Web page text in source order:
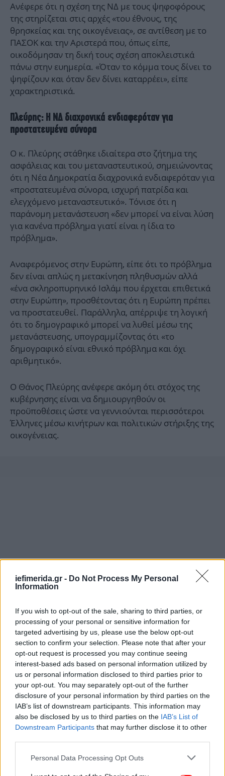
iefimerida.gr - Do Not Process My Personal
Information
If you wish to opt-out of the sale, sharing to third parties, or
processing of your personal or sensitive information for
targeted advertising by us, please use the below opt-out
section to confirm your selection. Please note that after your
opt-out request is processed you may continue seeing
interest-based ads based on personal information utilized by
us or personal information disclosed to third parties prior to
your opt-out. You may separately opt-out of the further
disclosure of your personal information by third parties on the
IAB’s list of downstream participants. This information may
also be disclosed by us to third parties on the IAB’s List of
Downstream Participants that may further disclose it to other
Please note that this website/app uses one or more Google
Personal Data Processing Opt Outs
Ανέφερε ότι η σχέση της ΝΔ με τους ψηφοφόρους
της στηρίζεται στις αρχές «του έθνους, της
θρησκείας και της οικογένειας», σε αντίθεση με το
ΠΑΣΟΚ και την Αριστερά που, όπως είπε,
οικοδόμησαν τη δική τους σχέση αποκλειστικά
πάνω στην ευημερία. «Όταν το κόμμα τους δίνει το
ψηφίζουν και όταν δεν δίνει καταρρέει», είπε
χαρακτηριστικά.
Πλεύρης: Η ΝΔ διαχρονικά ενδιαφερόταν για
προστατευμένα σύνορα
Ο κ. Πλεύρης στάθηκε ιδιαίτερα στο ζήτημα της
ασφάλειας και του μεταναστευτικού, σημειώνοντας
ότι η Νέα Δημοκρατία διαχρονικά ενδιαφερόταν για
«προστατευμένα σύνορα, ισχυρή πατρίδα και
ελεγχόμενο μεταναστευτικό». Τόνισε ότι η
παράνομη μετανάστευση «δεν μπορεί να είναι λύση
για κανένα πρόβλημα γιατί είναι η ίδια το
πρόβλημα».
Αναφερόμενος στην Ευρώπη, είπε ότι το πρόβλημα
δεν είναι απλώς η μετακίνηση πληθυσμών αλλά
«ένα σκληροπυρηνικό Ισλάμ που έρχεται επιθετικά
στην Ευρώπη», προσθέτοντας ότι η Ευρώπη πρέπει
να προστατευθεί. Παράλληλα, απέρριψε τη λογική
ότι το δημογραφικό μπορεί να λυθεί μέσω της
μετανάστευσης, υπογραμμίζοντας ότι «το
δημογραφικό είναι εθνικό πρόβλημα και όχι
αριθμητικό».
Ο Θάνος Πλεύρης ανέφερε ακόμη ότι στόχος της
κυβέρνησης είναι να δημιουργηθούν οι
προϋποθέσεις ώστε να γεννιούνται περισσότεροι
Έλληνες μέσω κινήτρων και πολιτικών στήριξης της
οικογένειας.